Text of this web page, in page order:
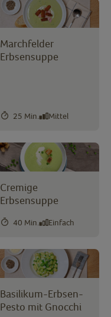
Marchfelder
Erbsensuppe
25 Min. Mittel
Cremige
Erbsensuppe
40 Min. Einfach
Basilikum-Erbsen-
Pesto mit Gnocchi